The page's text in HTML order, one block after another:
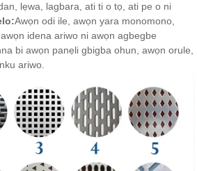
lẹwa, lagbara, ati ti o tọ, ati pe o ni
Awọn odi ile, awọn yara monomono,
idena ariwo ni awọn agbegbe
bi awọn panẹli gbigba ohun, awọn orule,
ariwo.